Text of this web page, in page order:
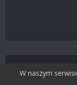
W naszym